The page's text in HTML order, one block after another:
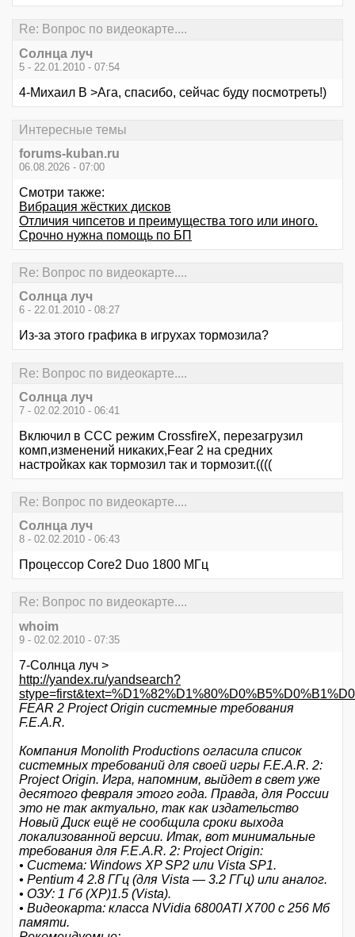
Re: Вопрос по видеокарте....
Солнца луч
5 - 22.01.2010 - 07:54
4-Михаил В >Ага, спасибо, сейчас буду посмотреть!)
Интересные темы
forums-kuban.ru
06.08.2026 - 07:00
Смотри также:
Вибрация жёстких дисков
Отличия чипсетов и преимущества того или иного.
Срочно нужна помощь по БП
Re: Вопрос по видеокарте....
Солнца луч
6 - 22.01.2010 - 08:27
Из-за этого графика в игрухах тормозила?
Re: Вопрос по видеокарте....
Солнца луч
7 - 02.02.2010 - 06:41
Включил в ССС режим CrossfireX, перезагрузил
комп,изменений никаких,Fear 2 на средних
настройках как тормозил так и тормозит.((((
Re: Вопрос по видеокарте....
Солнца луч
8 - 02.02.2010 - 06:43
Процессор Core2 Duo 1800 МГц
Re: Вопрос по видеокарте....
whoim
9 - 02.02.2010 - 07:35
7-Солнца луч >
http://yandex.ru/yandsearch?
FEAR 2 Project Origin системные требования
F.E.A.R.
Компания Monolith Productions огласила список
системных требований для своей игры F.E.A.R. 2:
Project Origin. Игра, напомним, выйдет в свет уже
десятого февраля этого года. Правда, для России
это не так актуально, так как издательство
Новый Диск ещё не сообщила сроки выхода
локализованной версии. Итак, вот минимальные
требования для F.E.A.R. 2: Project Origin:
• Система: Windows XP SP2 или Vista SP1.
• Pentium 4 2.8 ГГц (для Vista — 3.2 ГГц) или аналог.
• ОЗУ: 1 Гб (XP)1.5 (Vista).
• Видеокарта: класса NVidia 6800ATI X700 с 256 Мб
памяти.